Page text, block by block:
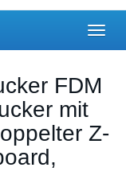
FDM
mit
Z-